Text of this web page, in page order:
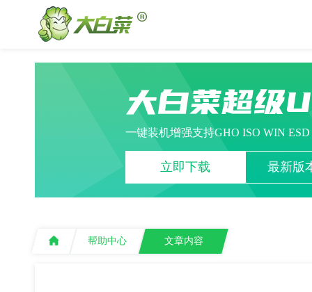
大白菜超级
一键装机增强支持GHO ISO WIN
立即下载 最新版
帮助中心 文章内容